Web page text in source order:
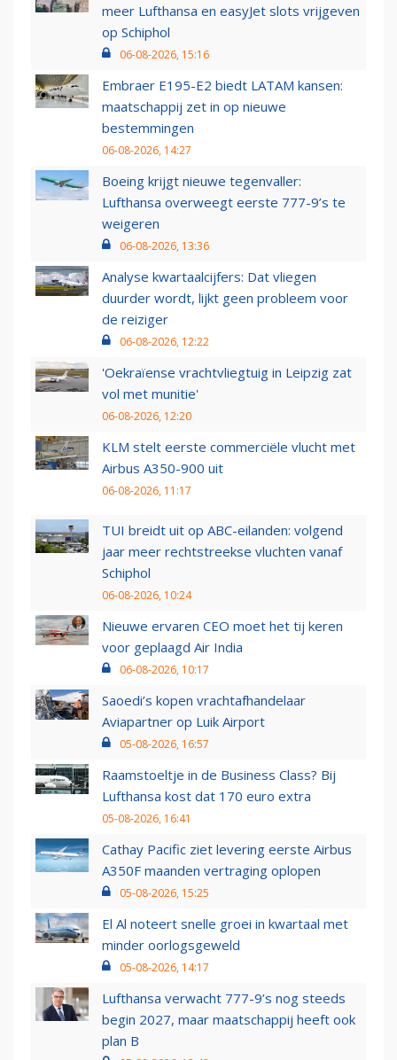
meer Lufthansa en easyJet slots vrijgeven
op Schiphol
06-08-2026, 15:16
Embraer E195-E2 biedt LATAM kansen:
maatschappij zet in op nieuwe
bestemmingen
06-08-2026, 14:27
Boeing krijgt nieuwe tegenvaller:
Lufthansa overweegt eerste 777-9’s te
weigeren
06-08-2026, 13:36
Analyse kwartaalcijfers: Dat vliegen
duurder wordt, lijkt geen probleem voor
de reiziger
06-08-2026, 12:22
'Oekraïense vrachtvliegtuig in Leipzig zat
vol met munitie'
06-08-2026, 12:20
KLM stelt eerste commerciële vlucht met
Airbus A350-900 uit
06-08-2026, 11:17
TUI breidt uit op ABC-eilanden: volgend
jaar meer rechtstreekse vluchten vanaf
Schiphol
06-08-2026, 10:24
Nieuwe ervaren CEO moet het tij keren
voor geplaagd Air India
06-08-2026, 10:17
Saoedi’s kopen vrachtafhandelaar
Aviapartner op Luik Airport
05-08-2026, 16:57
Raamstoeltje in de Business Class? Bij
Lufthansa kost dat 170 euro extra
05-08-2026, 16:41
Cathay Pacific ziet levering eerste Airbus
A350F maanden vertraging oplopen
05-08-2026, 15:25
El Al noteert snelle groei in kwartaal met
minder oorlogsgeweld
05-08-2026, 14:17
Lufthansa verwacht 777-9’s nog steeds
begin 2027, maar maatschappij heeft ook
plan B